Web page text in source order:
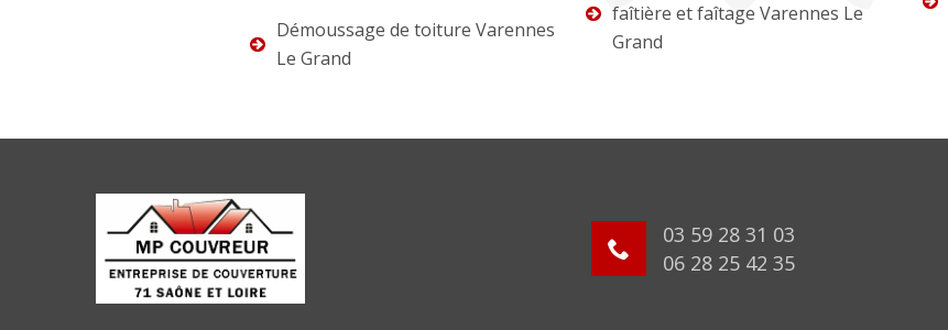
Démoussage de toiture Varennes
Le Grand
faîtière et faîtage Varennes Le
Grand
03 59 28 31 03
06 28 25 42 35